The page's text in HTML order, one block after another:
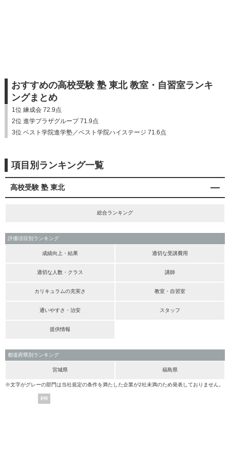
おすすめの高校受験 塾 東北 教室・自習室ランキ
ングまとめ
1位 練成会 72.9点
2位 進学プラザグループ 71.9点
3位 ベスト学院進学塾／ベスト学院ハイステージ 71.6点
項目別ランキング一覧
高校受験 塾 東北
総合ランキング
評価項目別ランキング
成績向上・結果 適切な受講費用
適切な人数・クラス 講師
カリキュラムの充実さ 教室・自習室
通いやすさ・治安 スタッフ
提供情報
都道府県別ランキング
宮城県 福島県
※文字がグレーの部門は当社規定の条件を満たした企業が2社未満のため発表しておりません。
PR